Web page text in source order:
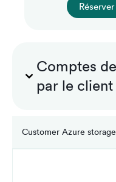
Comptes
par le client
Customer Azure